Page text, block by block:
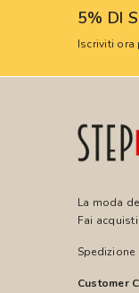
5% DI
Iscriviti ora
La moda
Fai
Customer